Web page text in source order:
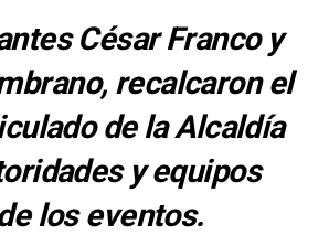
César Franco y
recalcaron el
de la Alcaldía
y equipos
los eventos.